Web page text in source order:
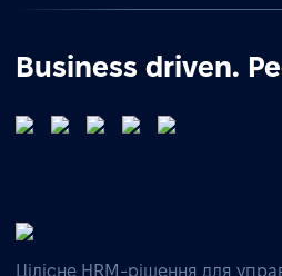
Business driven.
Цілісне HRM-рішення для